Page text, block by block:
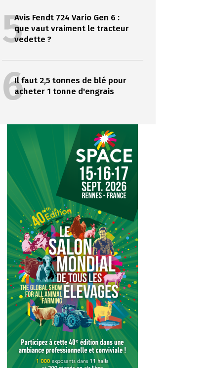
5Avis Fendt 724 Vario Gen 6 :
que vaut vraiment le tracteur
vedette ?
6Il faut 2,5 tonnes de blé pour
acheter 1 tonne d'engrais